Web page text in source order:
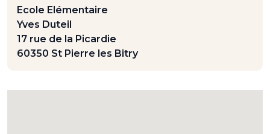
Ecole Elémentaire
Yves Duteil
17 rue de la Picardie
60350 St Pierre les Bitry